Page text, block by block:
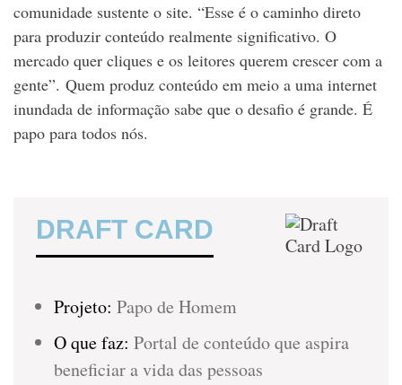
comunidade sustente o site. “Esse é o caminho direto
para produzir conteúdo realmente significativo. O
mercado quer cliques e os leitores querem crescer com a
gente”. Quem produz conteúdo em meio a uma internet
inundada de informação sabe que o desafio é grande. É
papo para todos nós.
DRAFT CARD
Projeto: Papo de Homem
O que faz: Portal de conteúdo que aspira
beneficiar a vida das pessoas